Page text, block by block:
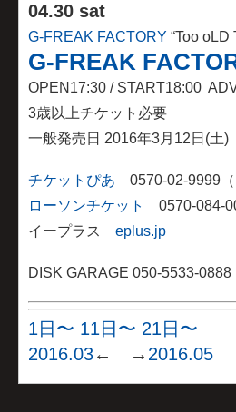
04.30 sat
G-FREAK FACTORY “Too oLD
G-FREAK
OPEN17:30 / START18:00
3歳以上チケット必要
一般発売日 2016年3月12日(土)
チケットぴあ 0570-02-9999（
ローソンチケット
0570-084-
イープラス eplus.jp
DISK GARAGE 050-5533-0888
1日〜 11日〜 21日〜
2016.03← → 2016.05